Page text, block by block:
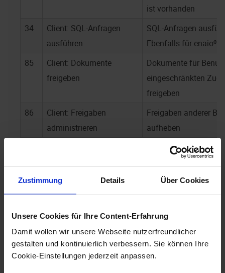
Zustimmung Details Über Cookies
Unsere Cookies für Ihre Content-Erfahrung
Damit wollen wir unsere Webseite nutzerfreundlicher
gestalten und kontinuierlich verbessern. Sie können Ihre
Cookie-Einstellungen jederzeit anpassen.
ist vorhanden
34
Client: SQL-Anfragen
ausführen
SQL-Anfragen
Ebenfalls für enaio®
85
Client: Dokumente
freigeben
Dokumente für
eingeschränkten
freigeben
86
Client: Freigaben
administrieren
Freigaben anderer
aufheben
Objekte als Inhalt an
Empfänger per E-
die Zwischenablage
44
Client: Eigenschaft
öffnen
Eigenschaftsdialog
anzeigen
63
Client: Objekte
verschieben
Objekte verschieben,
enaio® administrator